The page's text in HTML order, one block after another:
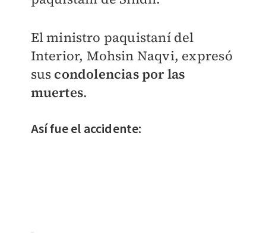
El ministro paquistaní del
Interior, Mohsin Naqvi, expresó
sus condolencias por las
muertes.
Así fue el accidente: